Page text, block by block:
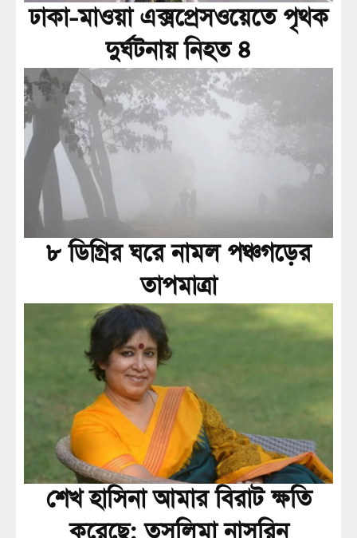
ঢাকা-মাওয়া এক্সপ্রেসওয়েতে পৃথক
দুর্ঘটনায় নিহত ৪
৮ ডিগ্রির ঘরে নামল পঞ্চগড়ের
তাপমাত্রা
শেখ হাসিনা আমার বিরাট ক্ষতি